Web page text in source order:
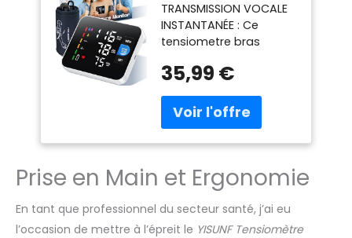
Tensiomètre Bras
Professionnel, 3 x
199 Utilisateurs,
Appareil Tension
Artérielle Bras avec
Annonce Vocale en
Anglais,
Circonférences de
Bras de 22 à 42
TRANSMISSION VOCALE
INSTANTANÉE : Ce
tensiometre bras
transmissions vocales
fortes et faciles à
comprendre, qui
diffusent
mesures de pression
systolique, diastolique
et de fréquence
cardiaque : parfait
35,99 €
Prise en Main et Ergonomie
En tant que professionnel du secteur santé, j’ai eu
l’occasion de mettre à l’épreit le YISUNF Tensiomètre